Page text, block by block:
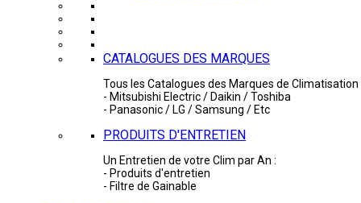
CATALOGUES DES MARQUES
Tous les Catalogues des Marques de Climatisation
- Mitsubishi Electric / Daikin / Toshiba
- Panasonic / LG / Samsung / Etc
PRODUITS D'ENTRETIEN
Un Entretien de votre Clim par An :
- Produits d'entretien
- Filtre de Gainable